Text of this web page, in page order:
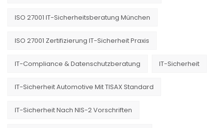
ISO 27001 IT-Sicherheitsberatung München
ISO 27001 Zertifizierung IT-Sicherheit Praxis
IT-Compliance & Datenschutzberatung IT-Sicherheit
IT-Sicherheit Automotive Mit TISAX Standard
IT-Sicherheit Nach NIS-2 Vorschriften